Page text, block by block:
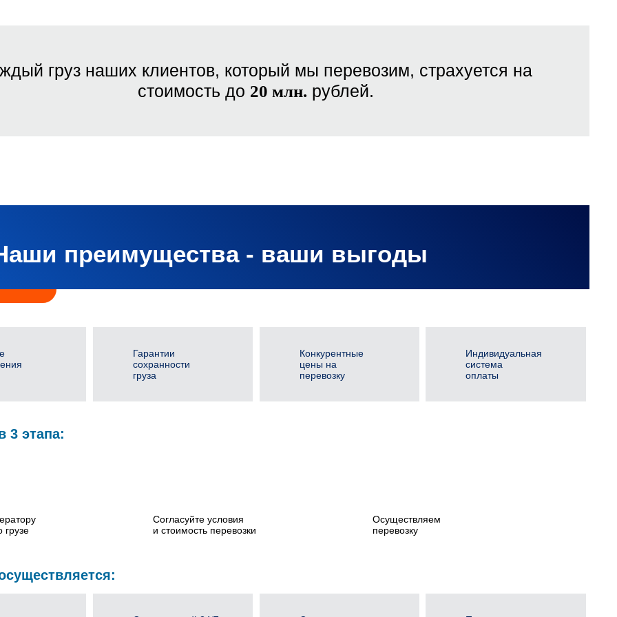
груз наших клиентов, который мы перевозим, страхуется на
стоимость до 20 млн. рублей.
преимущества - ваши выгоды
Гарантии
сохранности
груза
Конкурентные
цены на
перевозку
Индивидуальная
система
оплаты
3 этапа:
Согласуйте условия
и стоимость перевозки
Осуществляем
перевозку